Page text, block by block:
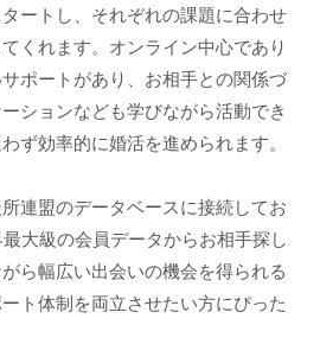
ートし、それぞれの課題に合わせ
くれます。オンライン中心であり
ポートがあり、お相手との関係づ
ションなども学びながら活動でき
ず効率的に婚活を進められます。
連盟のデータベースに接続してお
大級の会員データからお相手探し
ら幅広い出会いの機会を得られる
ト体制を両立させたい方にぴった